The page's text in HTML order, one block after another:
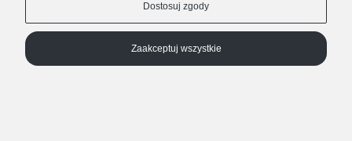
dostępu do swoich danych osobowych,
ich sprostowania,
Dostosuj zgody
Zaakceptuj wszystkie